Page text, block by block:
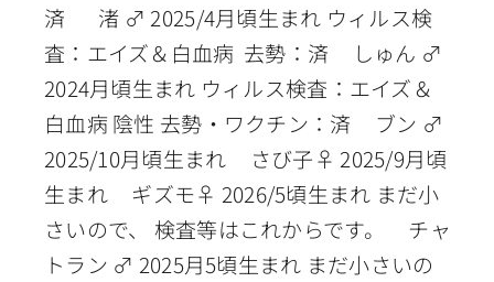
済 渚 ♂ 2025/4月頃生まれ ウィルス検
査：エイズ＆白血病 去勢：済 しゅん ♂
2024月頃生まれ ウィルス検査：エイズ＆
白血病 陰性 去勢・ワクチン：済 ブン ♂
2025/10月頃生まれ さび子♀ 2025/9月頃
生まれ ギズモ♀ 2026/5頃生まれ まだ小
さいので、 検査等はこれからです。 チャ
トラン ♂ 2025月5頃生まれ まだ小さいの